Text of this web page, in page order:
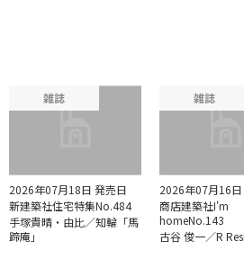
雑誌
2026年07月18日 発売日
新建築社住宅特集No.484
手塚貴晴・由比／知輪「馬
蹄庵」
雑誌
2026年07月16
商店建築社I'm
homeNo.143
古谷 俊一／R